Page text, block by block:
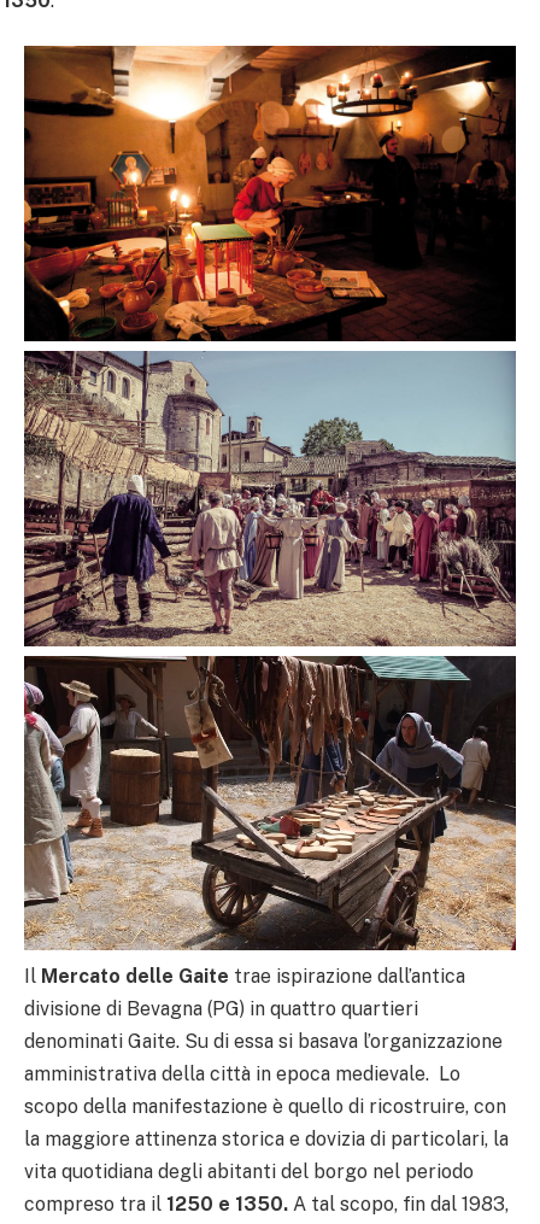
Il Mercato delle Gaite trae ispirazione dall’antica
divisione di Bevagna (PG) in quattro quartieri
denominati Gaite. Su di essa si basava l’organizzazione
amministrativa della città in epoca medievale. Lo
scopo della manifestazione è quello di ricostruire, con
la maggiore attinenza storica e dovizia di particolari, la
vita quotidiana degli abitanti del borgo nel periodo
compreso tra il 1250 e 1350. A tal scopo, fin dal 1983,